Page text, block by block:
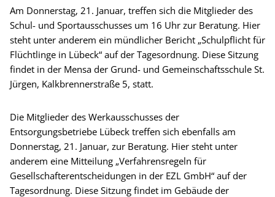
Am Donnerstag, 21. Januar, treffen sich die Mitglieder des
Schul- und Sportausschusses um 16 Uhr zur Beratung. Hier
steht unter anderem ein mündlicher Bericht „Schulpflicht für
Flüchtlinge in Lübeck“ auf der Tagesordnung. Diese Sitzung
findet in der Mensa der Grund- und Gemeinschaftsschule St.
Jürgen, Kalkbrennerstraße 5, statt.
Die Mitglieder des Werkausschusses der
Entsorgungsbetriebe Lübeck treffen sich ebenfalls am
Donnerstag, 21. Januar, zur Beratung. Hier steht unter
anderem eine Mitteilung „Verfahrensregeln für
Gesellschafterentscheidungen in der EZL GmbH“ auf der
Tagesordnung. Diese Sitzung findet im Gebäude der